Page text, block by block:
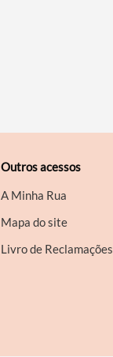
Outros acessos
A Minha Rua
Mapa do site
Livro de Reclamações